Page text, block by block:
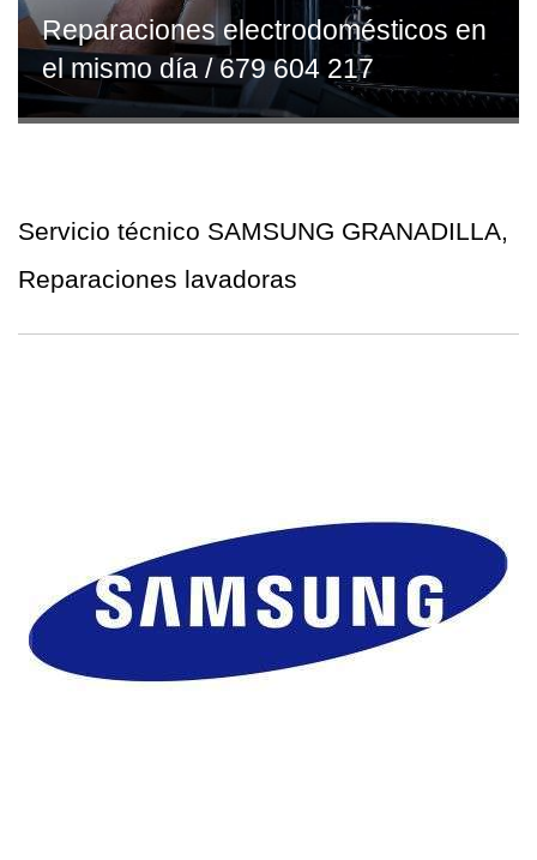
Reparaciones electrodomésticos en
el mismo día / 679 604 217
Servicio técnico SAMSUNG GRANADILLA,
Reparaciones lavadoras